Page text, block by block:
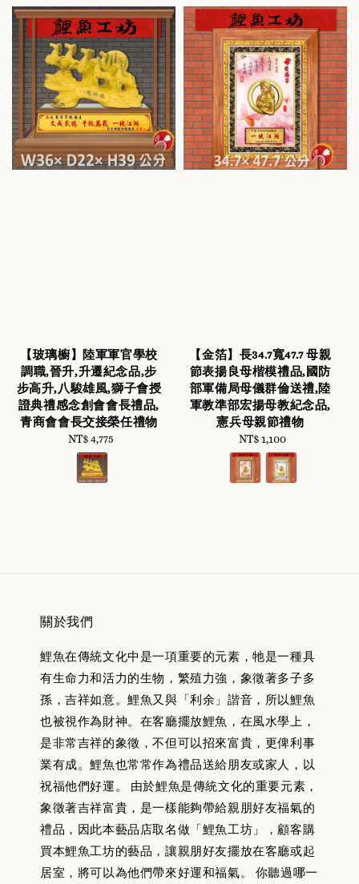
【玻璃櫥】陸軍軍官學校
調職,晉升,升遷紀念品,步
步高升,八駿雄風,獅子會授
證典禮感念創會會長禮品,
青商會會長交接榮任禮物
Regular
price
NT$ 4,775
【金箔】長34.7寬47.7 母親
節表揚良母楷模禮品,國防
部軍備局母儀群倫送禮,陸
軍教準部宏揚母教紀念品,
憲兵母親節禮物
Regular
price
NT$ 1,100
關於我們
鯉魚在傳統文化中是一項重要的元素，牠是一種具
有生命力和活力的生物，繁殖力強，象徵著多子多
孫，吉祥如意。鯉魚又與「利余」諧音，所以鯉魚
也被視作為財神。在客廳擺放鯉魚，在風水學上，
是非常吉祥的象徵，不但可以招來富貴，更俾利事
業有成。鯉魚也常常作為禮品送給朋友或家人，以
祝福他們好運。 由於鯉魚是傳統文化的重要元素，
象徵著吉祥富貴，是一樣能夠帶給親朋好友福氣的
禮品，因此本藝品店取名做「鯉魚工坊」，顧客購
買本鯉魚工坊的藝品，讓親朋好友擺放在客廳或起
居室，將可以為他們帶來好運和福氣。 你聽過哪一